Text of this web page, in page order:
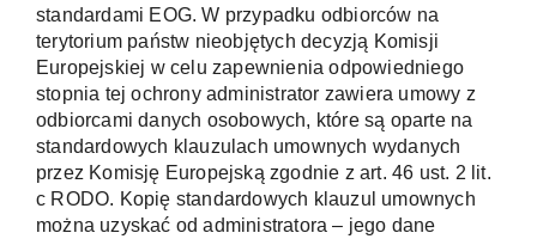
standardami EOG. W przypadku odbiorców na
terytorium państw nieobjętych decyzją Komisji
Europejskiej w celu zapewnienia odpowiedniego
stopnia tej ochrony administrator zawiera umowy z
odbiorcami danych osobowych, które są oparte na
standardowych klauzulach umownych wydanych
przez Komisję Europejską zgodnie z art. 46 ust. 2 lit.
c RODO. Kopię standardowych klauzul umownych
można uzyskać od administratora – jego dane